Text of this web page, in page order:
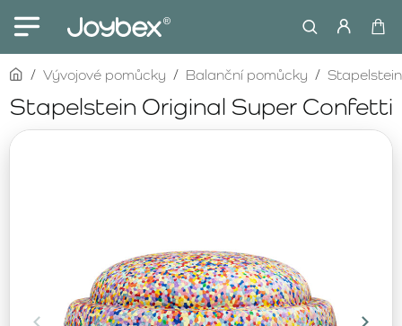
Stapelstein Original Super Confetti
homeVývojové pomůcky Balanční pomůcky Stapelstein